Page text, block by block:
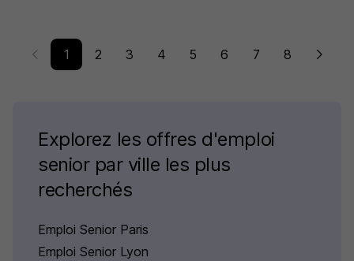
1 2 3 4 5 6 7 8
Explorez les offres d'emploi
senior par ville les plus
recherchés
Emploi Senior Paris
Emploi Senior Lyon